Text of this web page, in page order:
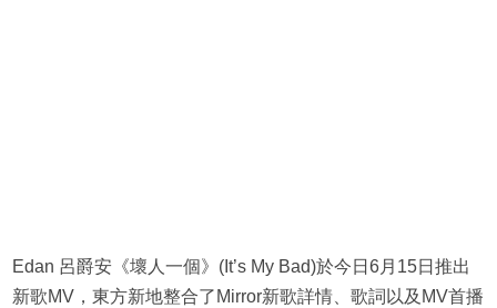
Edan 呂爵安《壞人一個》(It’s My Bad)於今日6月15日推出
新歌MV，東方新地整合了Mirror新歌詳情、歌詞以及MV首播